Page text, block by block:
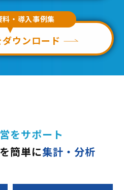
料・導入事例集
ウンロード
をサポート
簡単に集計・分析